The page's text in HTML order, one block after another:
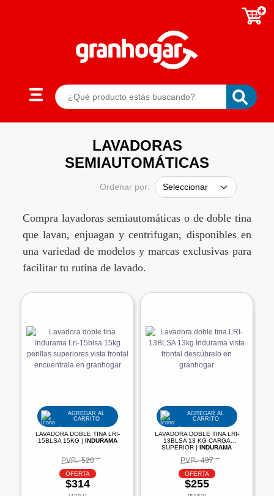
LAVADORAS
SEMIAUTOMÁTICAS
Ordenar por:
Compra lavadoras semiautomáticas o de doble tina
que lavan, enjuagan y centrifugan, disponibles en
una variedad de modelos y marcas exclusivas para
facilitar tu rutina de lavado.
AGREGAR AL
CARRITO
LAVADORA DOBLE TINA LRI-
15BLSA 15KG | INDURAMA
PVP: 520
OFERTA
$314
AGREGAR AL
CARRITO
LAVADORA DOBLE TINA LRI-
13BLSA 13 KG CARGA
SUPERIOR | INDURAMA
PVP: 497
OFERTA
$255